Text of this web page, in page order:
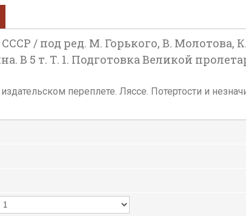
/ под ред. М. Горького, В. Молотова,
В 5 т. Т. 1. Подготовка Великой
издательском переплете. Ляссе. Потертости и